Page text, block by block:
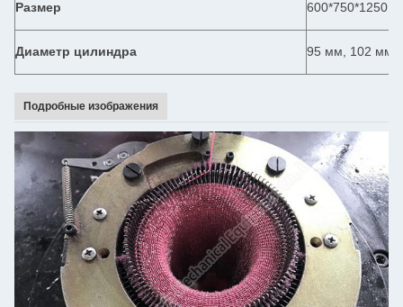
Размер 600*750*1250
Диаметр цилиндра 95 мм, 102 мм,
Подробные изображения